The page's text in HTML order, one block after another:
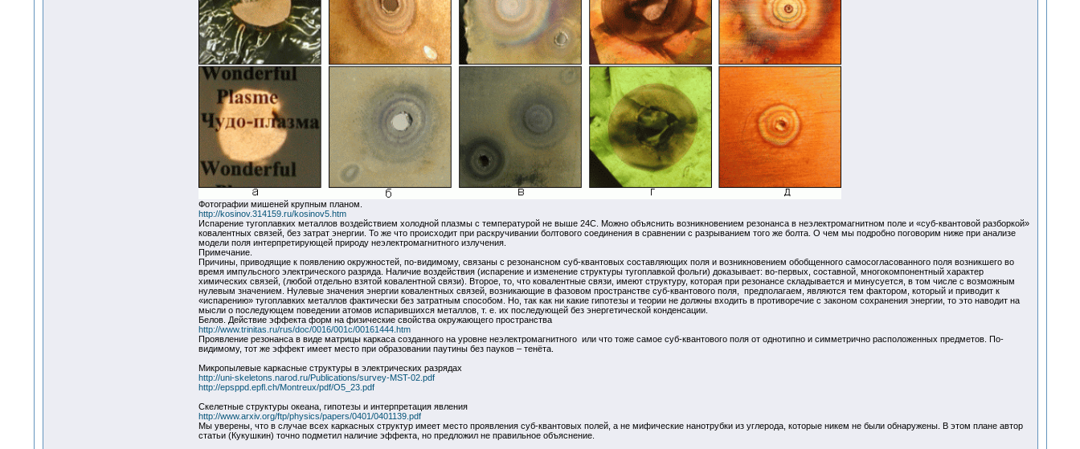
Фотографии мишеней крупным планом.
http://kosinov.314159.ru/kosinov5.htm
Испарение тугоплавких металлов воздействием холодной плазмы с температурой не выше 24С. Можно объяснить возникновением резонанса в неэлектромагнитном поле и «суб-квантовой разборкой»
ковалентных связей, без затрат энергии. То же что происходит при раскручивании болтового соединения в сравнении с разрыванием того же болта. О чем мы подробно поговорим ниже при анализе
модели поля интерпретирующей природу неэлектромагнитного излучения.
Примечание.
Причины, приводящие к появлению окружностей, по-видимому, связаны с резонансном суб-квантовых составляющих поля и возникновением обобщенного самосогласованного поля возникшего во
время импульсного электрического разряда. Наличие воздействия (испарение и изменение структуры тугоплавкой фольги) доказывает: во-первых, составной, многокомпонентный характер
химических связей, (любой отдельно взятой ковалентной связи). Второе, то, что ковалентные связи, имеют структуру, которая при резонансе складывается и минусуется, в том числе с возможным
нулевым значением. Нулевые значения энергии ковалентных связей, возникающие в фазовом пространстве суб-квантового поля, предполагаем, являются тем фактором, который и приводит к
«испарению» тугоплавких металлов фактически без затратным способом. Но, так как ни какие гипотезы и теории не должны входить в противоречие с законом сохранения энергии, то это наводит на
мысли о последующем поведении атомов испарившихся металлов, т. е. их последующей без энергетической конденсации.
Белов. Действие эффекта форм на физические свойства окружающего пространства
http://www.trinitas.ru/rus/doc/0016/001c/00161444.htm
Проявление резонанса в виде матрицы каркаса созданного на уровне неэлектромагнитного или что тоже самое суб-квантового поля от однотипно и симметрично расположенных предметов. По-
видимому, тот же эффект имеет место при образовании паутины без пауков – тенёта.
Микропылевые каркасные структуры в электрических разрядах
http://uni-skeletons.narod.ru/Publications/survey-MST-02.pdf
http://epsppd.epfl.ch/Montreux/pdf/O5_23.pdf
Скелетные структуры океана, гипотезы и интерпретация явления
http://www.arxiv.org/ftp/physics/papers/0401/0401139.pdf
Мы уверены, что в случае всех каркасных структур имеет место проявления суб-квантовых полей, а не мифические нанотрубки из углерода, которые никем не были обнаружены. В этом плане автор
статьи (Кукушкин) точно подметил наличие эффекта, но предложил не правильное объяснение.